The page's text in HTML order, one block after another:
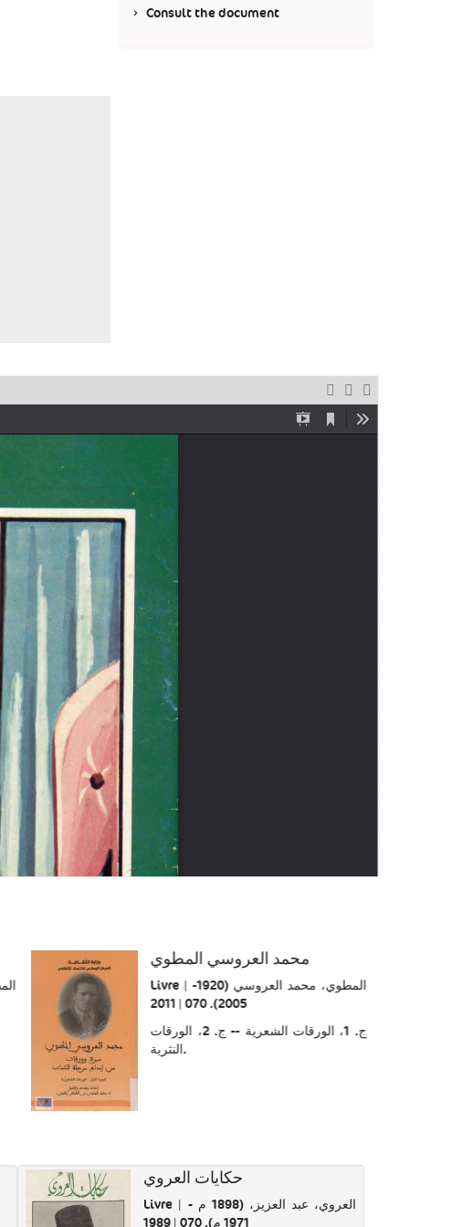
Consult the document
محمد العروسي المطوي
Livre | المطوي، محمد العروسي (1920-
2005). 070 | 2011
ج. 1، الورقات الشعرية‏ -- ‏ج. 2، الورقات
النثرية.
حكايات العروي
Livre | العروي، عبد العزيز، (1898 م -
1971 م). 070 | 1989